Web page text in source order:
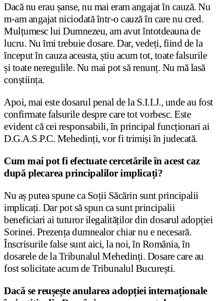
Dacă nu erau șanse, nu mai eram angajat în cauză. Nu
m-am angajat niciodată într-o cauză în care nu cred.
Mulțumesc lui Dumnezeu, am avut întotdeauna de
lucru. Nu îmi trebuie dosare. Dar, vedeți, fiind de la
început în cauza aceasta, știu acum tot, toate falsurile
și toate neregulile. Nu mai pot să renunț. Nu mă lasă
conștiința.
Apoi, mai este dosarul penal de la S.I.I.J., unde au fost
confirmate falsurile despre care tot vorbesc. Este
evident că cei responsabili, în principal funcționari ai
D.G.A.S.P.C. Mehedinți, vor fi trimiși în judecată.
Cum mai pot fi efectuate cercetările în acest caz
după plecarea principalilor implicați?
Nu aș putea spune ca Soții Săcărin sunt principalii
implicați. Dar pot să spun ca sunt principalii
beneficiari ai tuturor ilegalităților din dosarul adopției
Sorinei. Prezența dumnealor chiar nu e necesară.
Înscrisurile false sunt aici, la noi, în România, în
dosarele de la Tribunalul Mehedinți. Dosare care au
fost solicitate acum de Tribunalul București.
Dacă se reușește anularea adopției internaționale